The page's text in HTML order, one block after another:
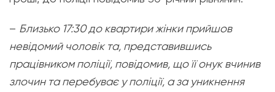
– Близько 17:30 до квартири жінки прийшов
невідомий чоловік та, представившись
працівником поліції, повідомив, що її онук вчинив
злочин та перебуває у поліції, а за уникнення